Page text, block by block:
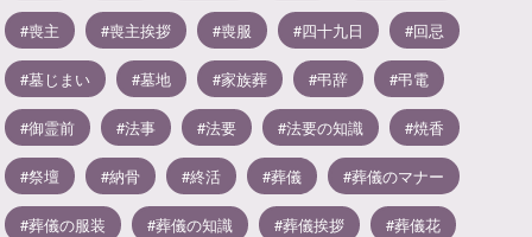
喪主 喪主挨拶 喪服 四十九日 回忌
墓じまい 墓地 家族葬 弔辞 弔電
御霊前 法事 法要 法要の知識 焼香
祭壇 納骨 終活 葬儀 葬儀のマナー
葬儀の服装 葬儀の知識 葬儀挨拶 葬儀花